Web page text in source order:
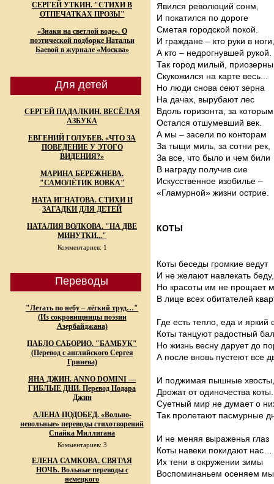
СЕРГЕЙ УТКИН. "СТИХИ В
ОТПЕЧАТКАХ ПРОЗЫ"
«Знаки на светлой воде». О
поэтической подборке Натальи
Баевой в журнале «Москва»
Для детей
СЕРГЕЙ ПАДАЛКИН. ВЕСЁЛАЯ
АЗБУКА
ЕВГЕНИЙ ГОЛУБЕВ. «ЧТО ЗА
ПОВЕДЕНИЕ У ЭТОГО
ВИДЕНИЯ?»
МАРИНА БЕРЕЖНЕВА.
"САМОЛЁТИК ВОВКА"
НАТА ИГНАТОВА. СТИХИ И
ЗАГАДКИ ДЛЯ ДЕТЕЙ
НАТАЛИЯ ВОЛКОВА. "НА ДВЕ
МИНУТКИ..."
Комментариев: 1
Переводы
"Летать по небу – лёгкий труд…"
(Из сокровищницы поэзии
Азербайджана)
ПАБЛО САБОРИО. "БАМБУК"
(Перевод с английского Сергея
Гринева)
ЯНА ДЖИН. ANNO DOMINI —
ГИБЛЫЕ ДНИ. Перевод Нодара
Джин
АЛЕНА ПОДОБЕД. «Вольно-
невольные» переводы стихотворений
Спайка Миллигана
Комментариев: 3
ЕЛЕНА САМКОВА. СВЯТАЯ
НОЧЬ. Вольные переводы с
немецкого
Явился революций сонм,
И покатился по дороге
Сметая городской покой.
И граждане – кто руки в ноги,
А кто – недрогнувшей рукой.
Так город милый,
Скукожился на карте весь...
Но люди снова сеют зерна
На дачах, вырубают лес
Вдоль горизонта, за которым
Остался отшумевший век.
А мы – засели по конторам
За тыщи миль, за сотни рек,
За все, что было и чем били
В награду получив сие
Искусственное изобилье –
«Гламурной» жизни острие.
КОТЫ
Коты беседы громкие ведут
И не желают навлекать беду,
Но красоты им не прощает
В лице всех обитателей
Где есть тепло, еда и яркий
Коты танцуют радостный
Но жизнь весну дарует до
А после вновь пустеют все
И поджимая пышные хвосты,
Дрожат от одиночества коты.
Суетный мир не думает о
Так пролетают пасмурные
И не меняя выраженья глаз
Коты навеки покидают нас…
Их тени в окружении зимы
Воспоминаньем осеняем